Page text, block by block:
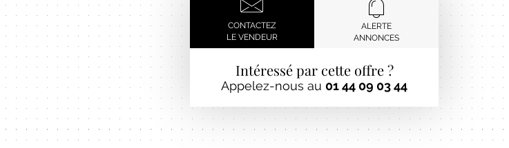
CONTACTEZ
LE VENDEUR
ALERTE
ANNONCES
Intéressé par cette offre ?
Appelez-nous au 01 44 09 03 44